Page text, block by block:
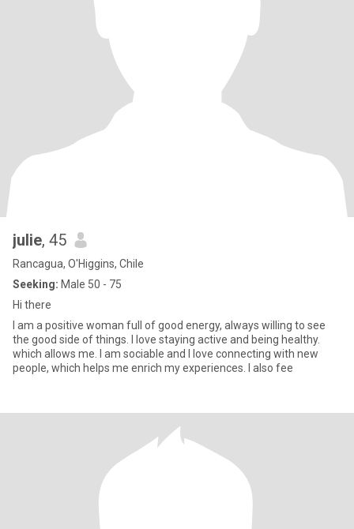
julie, 45
Rancagua, O'Higgins, Chile
Seeking: Male 50 - 75
Hi there
I am a positive woman full of good energy, always willing to see
the good side of things. I love staying active and being healthy.
which allows me. I am sociable and I love connecting with new
people, which helps me enrich my experiences. I also fee